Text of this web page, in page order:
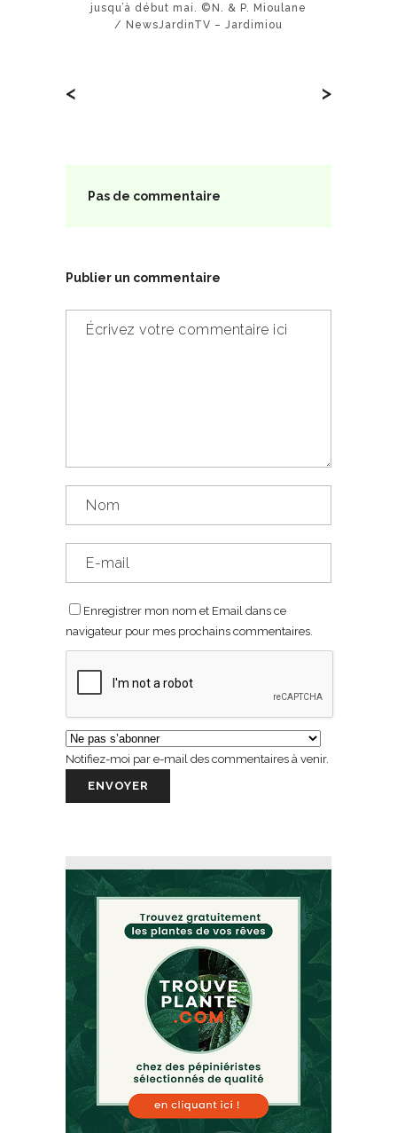
jusqu’à début mai. ©N. & P. Mioulane
/ NewsJardinTV – Jardimiou
< >
Pas de commentaire
Publier un commentaire
Enregistrer mon nom et Email dans ce
navigateur pour mes prochains commentaires.
Notifiez-moi par e-mail des commentaires à venir.